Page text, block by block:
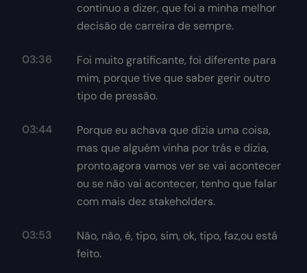
continuo a dizer, que foi a minha melhor
decisão de carreira de sempre.
03:36
Foi muito gratificante, foi diferente para
mim, porque tive que saber gerir outro
tipo de pressão.
03:44
Porque eu achava que dizia uma coisa,
mas que alguém vinha por trás e dizia,
pronto,agora vamos ver se vai acontecer
ou se não vai acontecer, tenho que falar
com mais dez stakeholders.
03:53
Não, não, é, tipo, sim, ok, tipo, faz,ou está
feito.